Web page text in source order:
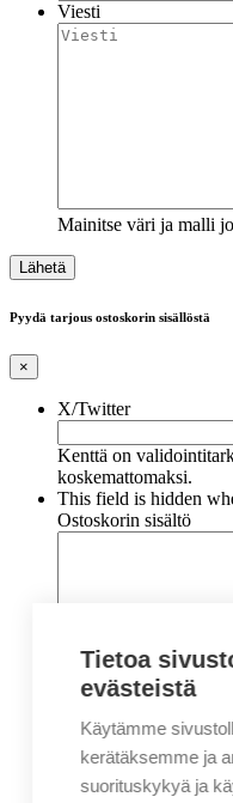
Viesti
Mainitse väri ja malli
Pyydä tarjous ostoskorin sisällöstä
×
X/Twitter
Kenttä on
koskemattomaksi.
This field is hidden
Ostoskorin sisältö
Nimi*
Tietoa
evästeistä
Käytämme
kerätäksemme ja
suorituskykyä ja